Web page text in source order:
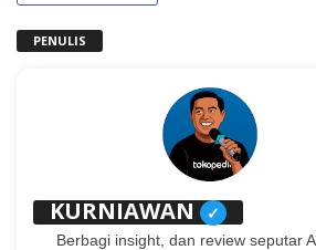
PENULIS
KURNIAWAN ✓
Berbagi insight, dan review seputar